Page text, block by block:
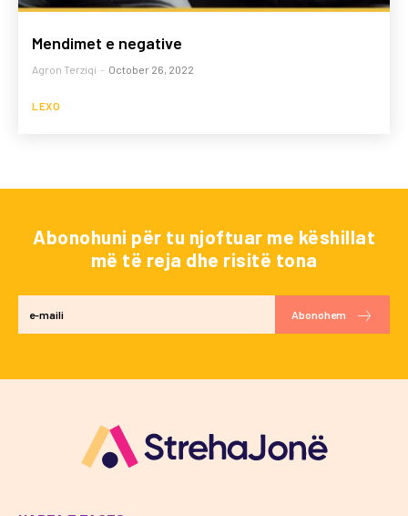
Mendimet e negative
Agron Terziqi - October 26, 2022
LEXO
Abonohuni për tu njoftuar me këshillat
më të reja dhe risitë tona
Abonohem